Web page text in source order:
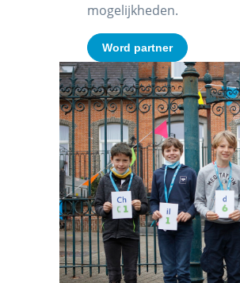
mogelijkheden.
Word partner